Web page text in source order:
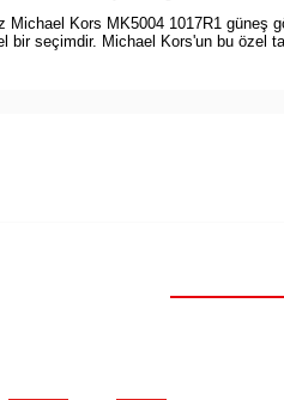
Michael Kors MK5004 1017R1
seçimdir. Michael Kors'un bu özel